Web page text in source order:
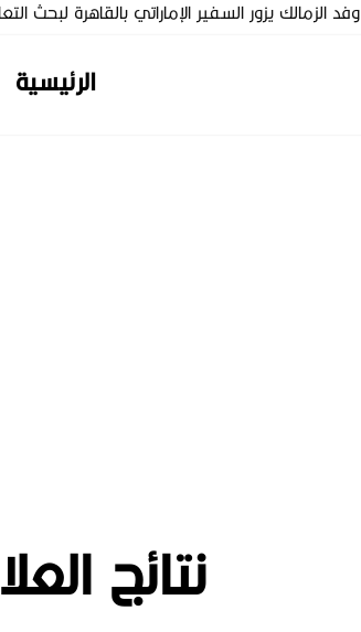
وفد الزمالك يزور السفير الإماراتي بالقاهرة لبحث
الرئيسية
نتائج